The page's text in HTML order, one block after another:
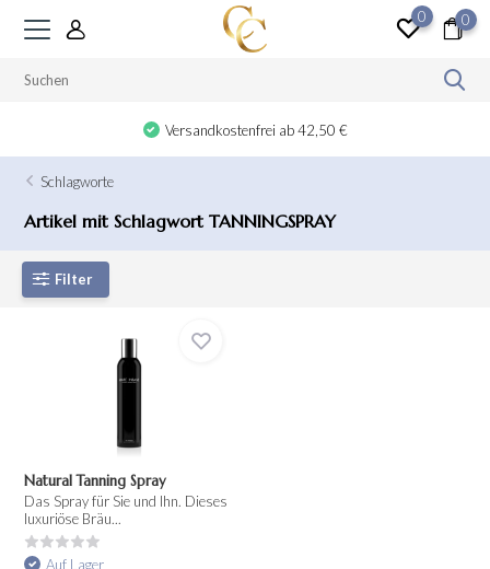
0 0
Versandkostenfrei ab 42,50 €
Schlagworte
Artikel mit Schlagwort TANNINGSPRAY
Filter
Natural Tanning Spray
Das Spray für Sie und Ihn. Dieses
luxuriöse Bräu...
Auf Lager